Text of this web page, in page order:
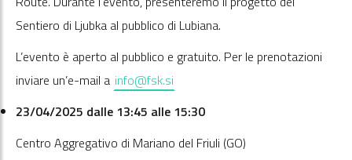
Sentiero di Ljubka al pubblico di Lubiana.
L’evento è aperto al pubblico e gratuito. Per le prenotazioni
inviare un’e-mail a info@fsk.si
23/04/2025 dalle 13:45 alle 15:30
Centro Aggregativo di Mariano del Friuli (GO)